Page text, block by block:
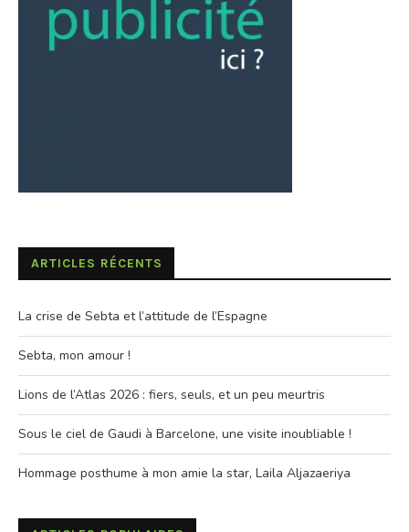
ARTICLES RÉCENTS
La crise de Sebta et l’attitude de l’Espagne
Sebta, mon amour !
Lions de l’Atlas 2026 : fiers, seuls, et un peu meurtris
Sous le ciel de Gaudi à Barcelone, une visite inoubliable !
Hommage posthume à mon amie la star, Laila Aljazaeriya